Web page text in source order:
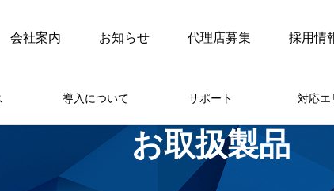
会社案内 お知らせ 代理店募集 採用情
導入について サポート 対応エ
お取扱製品